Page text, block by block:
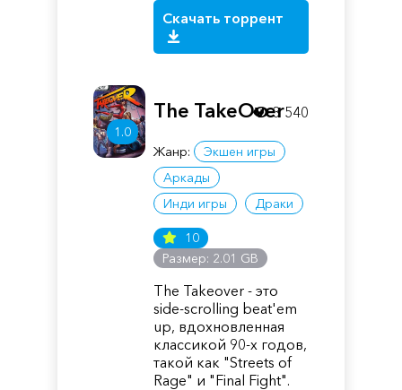
Скачать торрент
1.0
The TakeOver
Жанр:
Экшен игры
Аркады
Инди игры
Драки
10
Размер: 2.01 GB
The Takeover - это
side-scrolling beat'em
up, вдохновленная
классикой 90-х годов,
такой как "Streets of
Rage" и "Final Fight".
3 540